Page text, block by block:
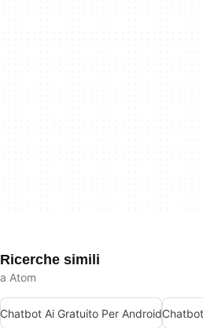
Ricerche simili
a Atom
Chatbot Ai Gratuito Per Android